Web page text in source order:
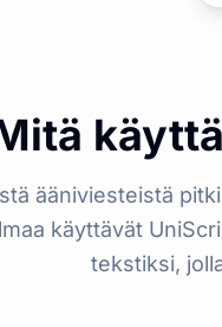
ääniviesteistä
käyttävät
tekstiksi,